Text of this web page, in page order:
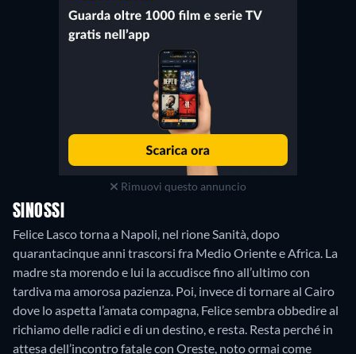
Rimuovi questo annuncio
SINOSSI
Felice Lasco torna a Napoli, nel rione Sanità, dopo
quarantacinque anni trascorsi fra Medio Oriente e Africa. La
madre sta morendo e lui la accudisce fino all’ultimo con
tardiva ma amorosa pazienza. Poi, invece di tornare al Cairo
dove lo aspetta l’amata compagna, Felice sembra obbedire al
richiamo delle radici e di un destino, e resta. Resta perché in
attesa dell’incontro fatale con Oreste, noto ormai come